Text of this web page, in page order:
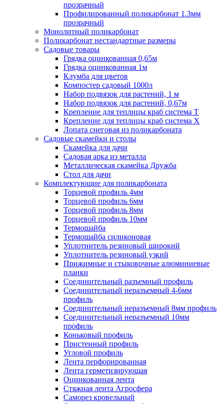
прозрачный
Профилированный поликарбонат 1.3мм
прозрачный
Монолитный поликарбонат
Поликарбонат нестандартные размеры
Садовые товары
Грядка оцинкованная 0,65м
Грядка оцинкованная 1м
Клумба для цветов
Компостер садовый 1000л
Набор подвязок для растений, 1 м
Набор подвязок для растений, 0,67м
Крепление для теплицы краб система Т
Крепление для теплицы краб система Х
Лопата снеговая из поликарбоната
Садовые скамейки и столы
Скамейка для дачи
Садовая арка из металла
Металлическая скамейка Дружба
Стол для дачи
Комплектующие для поликарбоната
Торцевой профиль 4мм
Торцевой профиль 6мм
Торцевой профиль 8мм
Торцевой профиль 10мм
Термошайба
Термошайба силиконовая
Уплотнитель резиновый широкий
Уплотнитель резиновый узкий
Прижимные и стыковочные алюминиевые
планки
Соединительный разъемный профиль
Соединительный неразъемный 4-6мм
профиль
Соединительный неразъемный 8мм профиль
Соединительный неразъемный 10мм
профиль
Коньковый профиль
Пристенный профиль
Угловой профиль
Лента перфорированная
Лента герметизирующая
Оцинкованная лента
Стяжная лента Агросфера
Саморез кровельный